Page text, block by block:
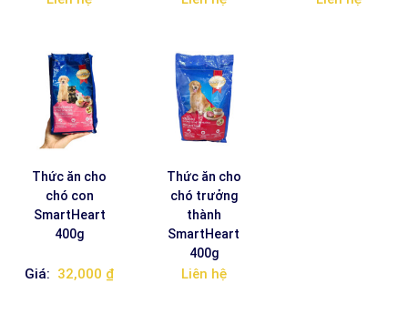
Thức ăn cho
chó con
SmartHeart
400g
Giá: 32,000 ₫
Thức ăn cho
chó trưởng
thành
SmartHeart
400g
Liên hệ